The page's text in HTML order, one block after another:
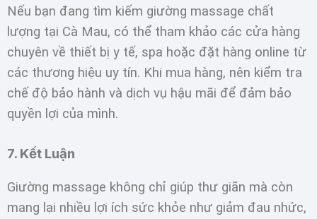
Nếu bạn đang tìm kiếm giường massage chất
lượng tại Cà Mau, có thể tham khảo các cửa hàng
chuyên về thiết bị y tế, spa hoặc đặt hàng online từ
các thương hiệu uy tín. Khi mua hàng, nên kiểm tra
chế độ bảo hành và dịch vụ hậu mãi để đảm bảo
quyền lợi của mình.
7. Kết Luận
Giường massage không chỉ giúp thư giãn mà còn
mang lại nhiều lợi ích sức khỏe như giảm đau nhức,